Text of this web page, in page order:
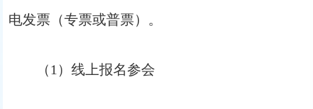
电发票（专票或普票）。
（1）线上报名参会